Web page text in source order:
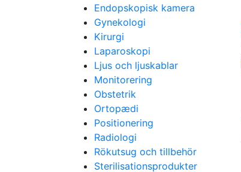
Endopskopisk kamera
Gynekologi
Kirurgi
Laparoskopi
Ljus och ljuskablar
Monitorering
Obstetrik
Ortopædi
Positionering
Radiologi
Rökutsug och tillbehör
Sterilisationsprodukter